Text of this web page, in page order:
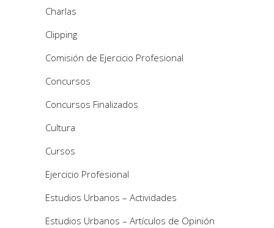
Charlas
Clipping
Comisión de Ejercicio Profesional
Concursos
Concursos Finalizados
Cultura
Cursos
Ejercicio Profesional
Estudios Urbanos – Actividades
Estudios Urbanos – Artículos de Opinión